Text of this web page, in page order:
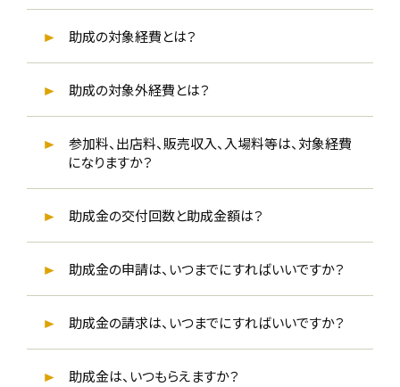
助成の対象経費とは？
助成の対象外経費とは？
参加料、出店料、販売収入、入場料等は、対象経費
になりますか？
助成金の交付回数と助成金額は？
助成金の申請は、いつまでにすればいいですか？
助成金の請求は、いつまでにすればいいですか？
助成金は、いつもらえますか？